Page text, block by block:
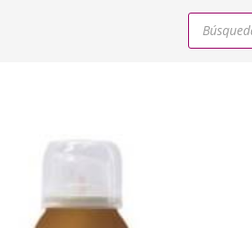
Búsqueda
productos